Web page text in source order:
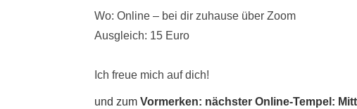
Wo: Online – bei dir zuhause über Zoom
Ausgleich: 15 Euro
Ich freue mich auf dich!
und zumVormerken: nächster Online-Tempel: